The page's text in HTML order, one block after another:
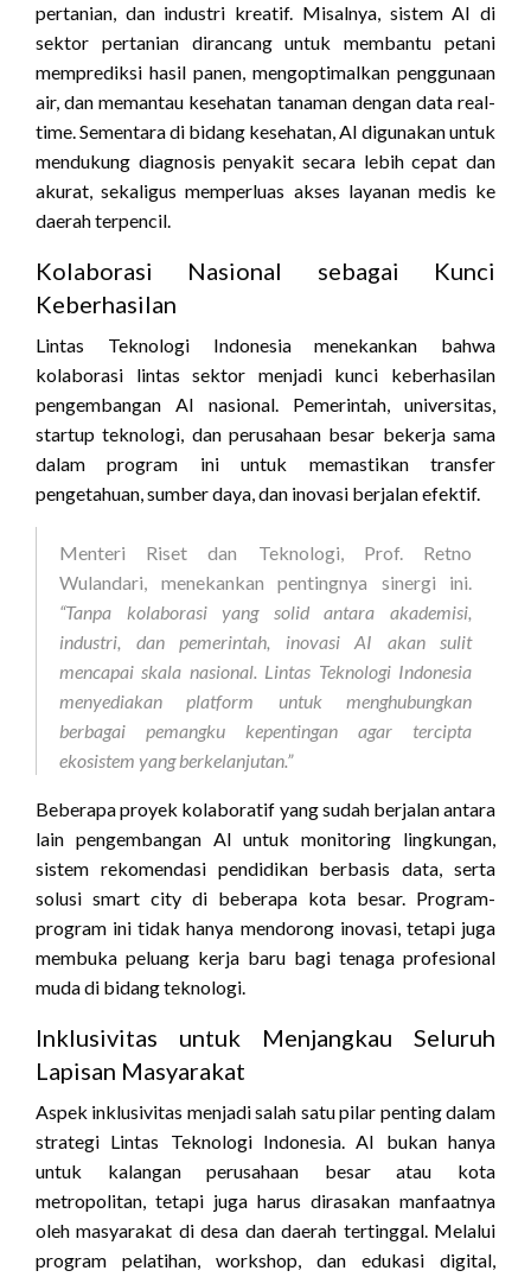
pertanian, dan industri kreatif. Misalnya, sistem AI di
sektor pertanian dirancang untuk membantu petani
memprediksi hasil panen, mengoptimalkan penggunaan
air, dan memantau kesehatan tanaman dengan data real-
time. Sementara di bidang kesehatan, AI digunakan untuk
mendukung diagnosis penyakit secara lebih cepat dan
akurat, sekaligus memperluas akses layanan medis ke
daerah terpencil.
Kolaborasi Nasional sebagai Kunci
Keberhasilan
Lintas Teknologi Indonesia menekankan bahwa
kolaborasi lintas sektor menjadi kunci keberhasilan
pengembangan AI nasional. Pemerintah, universitas,
startup teknologi, dan perusahaan besar bekerja sama
dalam program ini untuk memastikan transfer
pengetahuan, sumber daya, dan inovasi berjalan efektif.
Menteri Riset dan Teknologi, Prof. Retno
Wulandari, menekankan pentingnya sinergi ini.
“Tanpa kolaborasi yang solid antara akademisi,
industri, dan pemerintah, inovasi AI akan sulit
mencapai skala nasional. Lintas Teknologi Indonesia
menyediakan platform untuk menghubungkan
berbagai pemangku kepentingan agar tercipta
ekosistem yang berkelanjutan.”
Beberapa proyek kolaboratif yang sudah berjalan antara
lain pengembangan AI untuk monitoring lingkungan,
sistem rekomendasi pendidikan berbasis data, serta
solusi smart city di beberapa kota besar. Program-
program ini tidak hanya mendorong inovasi, tetapi juga
membuka peluang kerja baru bagi tenaga profesional
muda di bidang teknologi.
Inklusivitas untuk Menjangkau Seluruh
Lapisan Masyarakat
Aspek inklusivitas menjadi salah satu pilar penting dalam
strategi Lintas Teknologi Indonesia. AI bukan hanya
untuk kalangan perusahaan besar atau kota
metropolitan, tetapi juga harus dirasakan manfaatnya
oleh masyarakat di desa dan daerah tertinggal. Melalui
program pelatihan, workshop, dan edukasi digital,